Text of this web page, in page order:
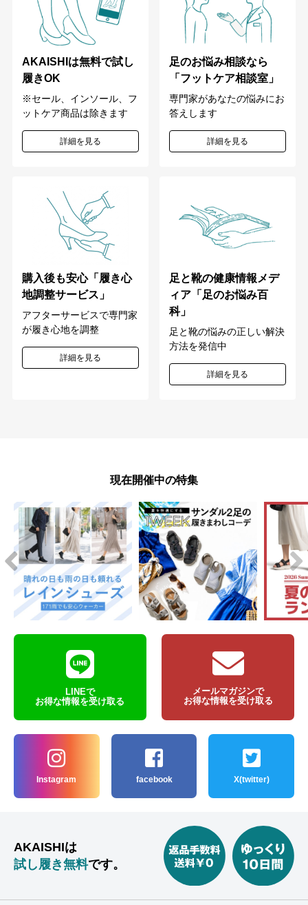
AKAISHIは無料で試し
履きOK
※セール、インソール、フ
ットケア商品は除きます
詳細を見る
足のお悩み相談なら
「フットケア相談室」
専門家があなたの悩みにお
答えします
詳細を見る
購入後も安心「履き心
地調整サービス」
アフターサービスで専門家
が履き心地を調整
詳細を見る
足と靴の健康情報メデ
ィア「足のお悩み百
科」
足と靴の悩みの正しい解決
方法を発信中
詳細を見る
現在開催中の特集
LINEで
お得な情報を受け取る
メールマガジンで
お得な情報を受け取る
Instagram facebook X(twitter)
AKAISHIは
試し履き無料です。